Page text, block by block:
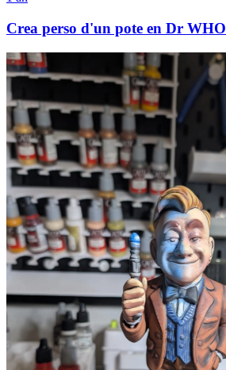
Crea perso d'un pote en Dr WHO